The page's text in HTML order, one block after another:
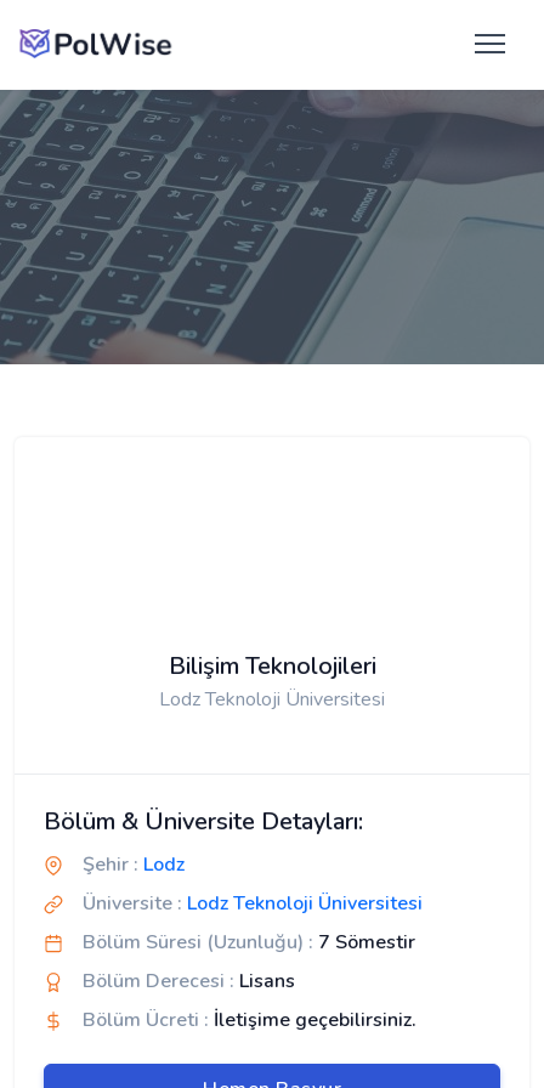
Bilişim Teknolojileri
Lodz Teknoloji Üniversitesi
Bölüm & Üniversite Detayları:
Şehir : Lodz
Üniversite : Lodz Teknoloji Üniversitesi
Bölüm Süresi (Uzunluğu) : 7 Sömestir
Bölüm Derecesi : Lisans
Bölüm Ücreti : İletişime geçebilirsiniz.